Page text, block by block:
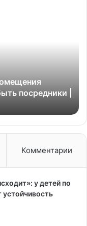
посредники |
Комментарии
у детей по
устойчивость